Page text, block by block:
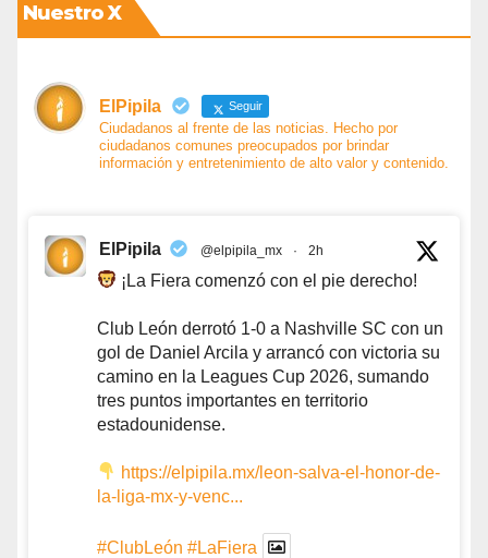
Nuestro X
ElPipila Seguir
Ciudadanos al frente de las noticias. Hecho por
ciudadanos comunes preocupados por brindar
información y entretenimiento de alto valor y contenido.
ElPipila @elpipila_mx · 2h
¡La Fiera comenzó con el pie derecho!
Club León derrotó 1-0 a Nashville SC con un
gol de Daniel Arcila y arrancó con victoria su
camino en la Leagues Cup 2026, sumando
tres puntos importantes en territorio
estadounidense.
https://elpipila.mx/leon-salva-el-honor-de-
la-liga-mx-y-venc...
#ClubLeón #LaFiera